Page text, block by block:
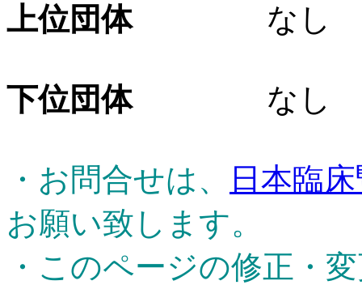
上位団体なし
下位団体なし
・お問合せは、
日本臨
お願い致します。
・このページの修正・